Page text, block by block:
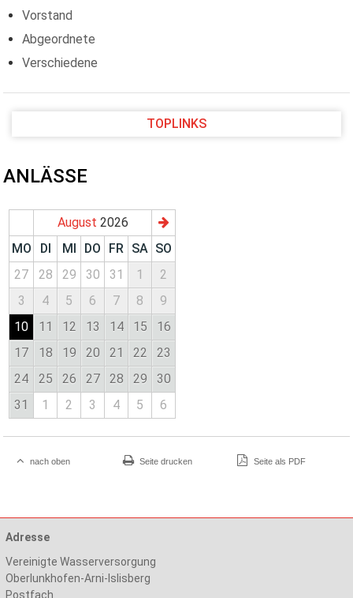
Vorstand
Abgeordnete
Verschiedene
TOPLINKS
ANLÄSSE
August 2026
MO
DI MI DO FR SA SO
27
28 29 30 31 1
2
3
4 5 6 7 8
9
10
11 12 13 14 15
16
17
18 19 20 21 22
23
24
25 26 27 28 29
30
31
1 2 3 4 5 6
nach oben Seite drucken Seite als PDF
Adresse
Vereinigte Wasserversorgung
Oberlunkhofen-Arni-Islisberg
Postfach